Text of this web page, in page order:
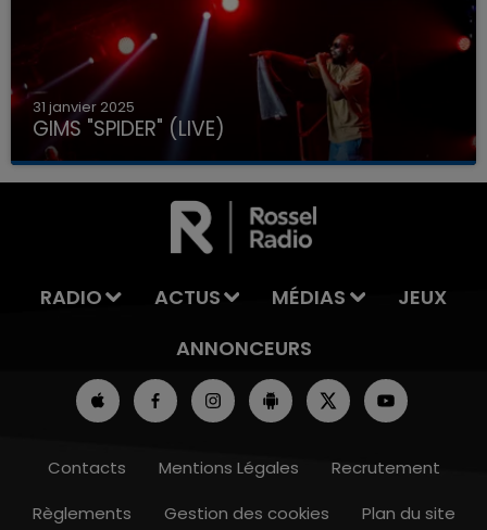
31 janvier 2025
GIMS "SPIDER" (LIVE)
RADIO ACTUS MÉDIAS
JEUX
ANNONCEURS
Contacts Mentions Légales
Recrutement
Règlements
Gestion des cookies Plan du site